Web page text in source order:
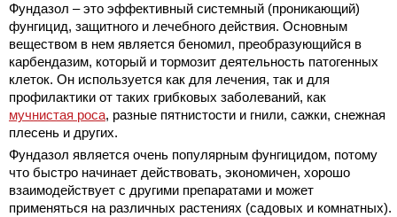
Фундазол – это эффективный системный (проникающий)
фунгицид, защитного и лечебного действия. Основным
веществом в нем является беномил, преобразующийся в
карбендазим, который и тормозит деятельность патогенных
клеток. Он используется как для лечения, так и для
профилактики от таких грибковых заболеваний, как
мучнистая роса, разные пятнистости и гнили, сажки, снежная
плесень и других.
Фундазол является очень популярным фунгицидом, потому
что быстро начинает действовать, экономичен, хорошо
взаимодействует с другими препаратами и может
применяться на различных растениях (садовых и комнатных).